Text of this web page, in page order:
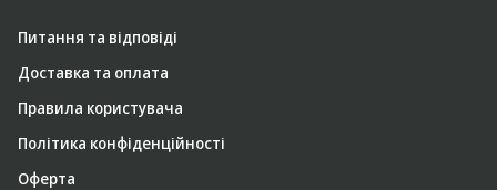
Питання та відповіді
Доставка та оплата
Правила користувача
Політика конфіденційності
Оферта